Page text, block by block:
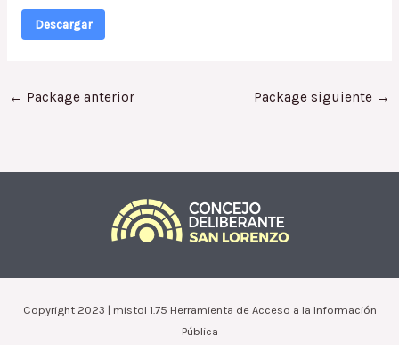
Descargar
← Package anterior Package siguiente →
Copyright 2023 | mistol 1.75 Herramienta de Acceso a la Información
Pública